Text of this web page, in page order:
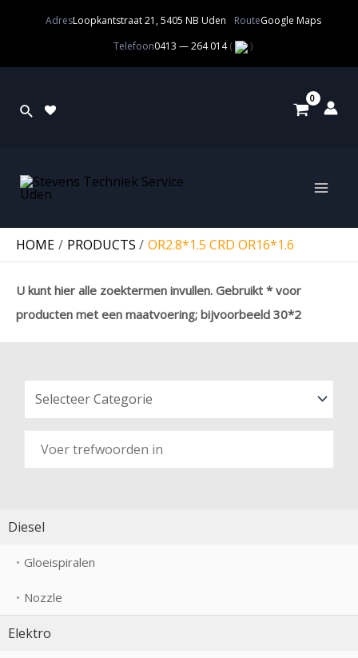
AdresLoopkantstraat 21, 5405 NB Uden RouteGoogle Maps
Telefoon0413 — 264 014( )
HOME PRODUCTS OR2.8*1.5 CRD OR16*1.6
U kunt hier alle zoektermen invullen. Gebruikt * voor
producten met een maatvoering; bijvoorbeeld 30*2
Diesel
Gloeispiralen
Nozzle
Elektro